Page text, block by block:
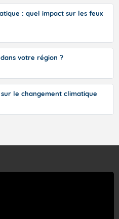
: quel impact sur les feux
votre région ?
sur le changement climatique